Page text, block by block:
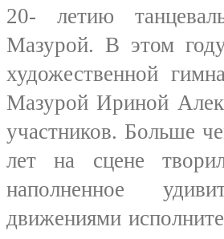
20- летию
Мазурой. В этом
художественной
Мазурой Ириной
участников. Больше
лет на сцене
наполненное
движениями